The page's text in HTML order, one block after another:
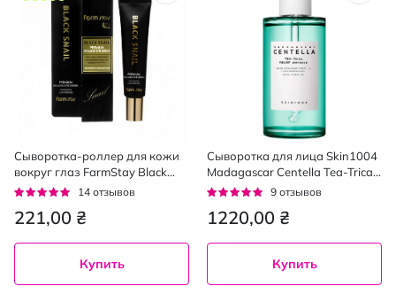
Сыворотка-роллер для кожи
вокруг глаз FarmStay Black
Snail, 25мл
Рейтинг:
14 отзывов
221,00 ₴
Купить
Сыворотка для лица Skin1004
Madagascar Centella Tea-Trica
Relief Ampoule с центеллой и
Рейтинг:
9 отзывов
1220,00 ₴
Купить